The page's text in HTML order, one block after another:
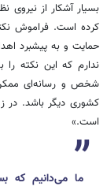
بسیار آشکار از نیروی
کرده است. فراموش
حمایت و به پیشبرد
ندارم که این نکته
شخص و رسانه‌ای
کشوری دیگر باشد. در
است.»
ما می‌دانیم که